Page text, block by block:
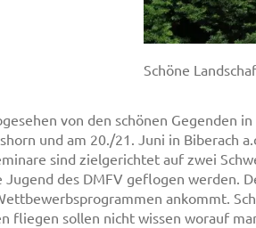
Schöne
von den schönen Gegenden
und am 20./21. Juni in Biberach
sind zielgerichtet auf zwei
Jugend des DMFV geflogen werden.
ankommt.
fliegen sollen nicht wissen worauf